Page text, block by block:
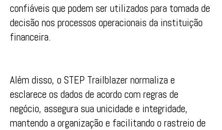
confiáveis que podem ser utilizados para tomada de
decisão nos processos operacionais da instituição
financeira.
Além disso, o STEP Trailblazer normaliza e
esclarece os dados de acordo com regras de
negócio, assegura sua unicidade e integridade,
mantendo a organização e facilitando o rastreio de